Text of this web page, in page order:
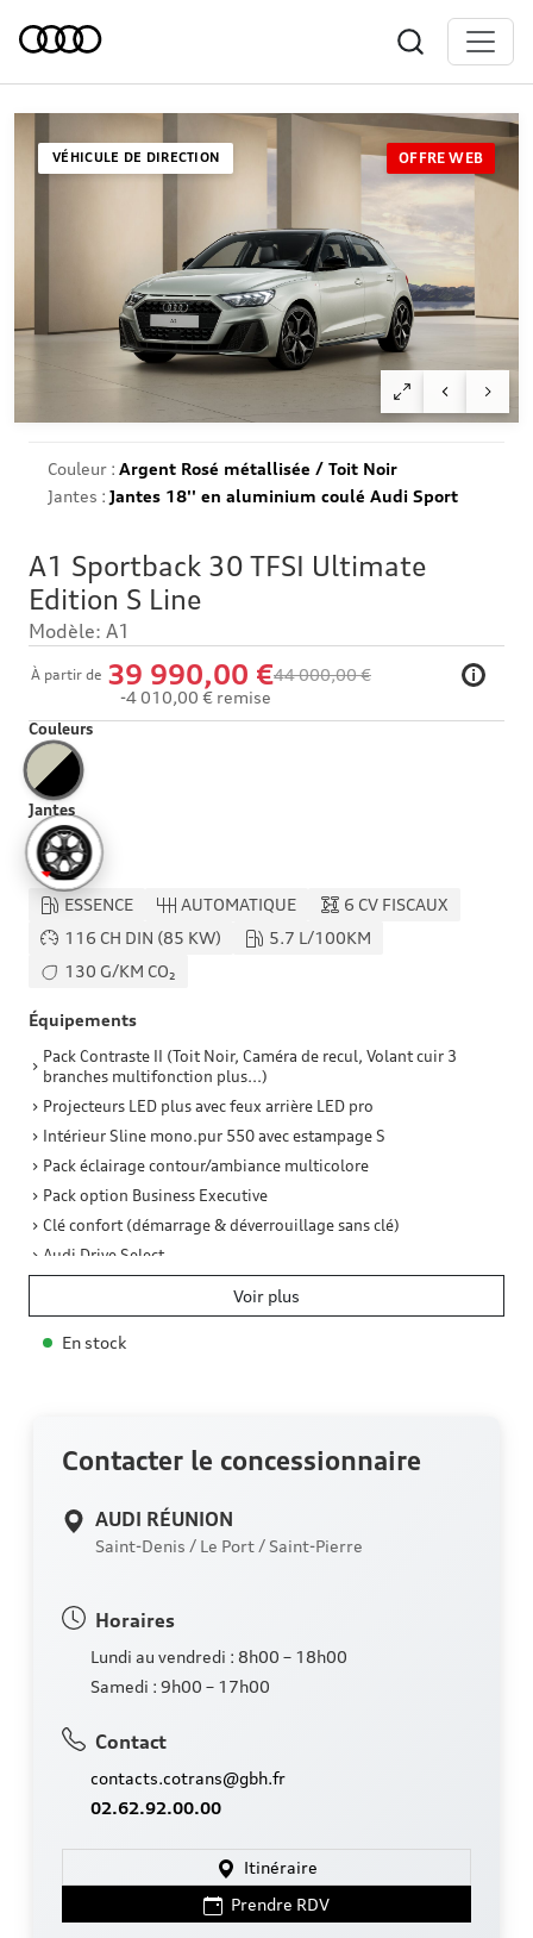
OFFRE WEB
VÉHICULE DE DIRECTION
Couleur : Argent Rosé métallisée / Toit Noir
Jantes : Jantes 18'' en aluminium coulé Audi Sport
A1 Sportback 30 TFSI Ultimate
Edition S Line
Modèle: A1
À partir de 39 990,00 €44 000,00 €
i
-4 010,00 € remise
ESSENCE AUTOMATIQUE
6 CV FISCAUX
116 CH DIN (85 KW)
5.7 L/100KM
130 G/KM CO₂
Équipements
Pack Contraste II (Toit Noir, Caméra de recul, Volant cuir 3
branches multifonction plus...)
Projecteurs LED plus avec feux arrière LED pro
Intérieur Sline mono.pur 550 avec estampage S
Pack éclairage contour/ambiance multicolore
Pack option Business Executive
Clé confort (démarrage & déverrouillage sans clé)
Audi Drive Select
Jantes en aluminium coulé Audi Sport 18
Voir plus
En stock
Couleurs
Jantes
Contacter le concessionnaire
AUDI RÉUNION
Saint-Denis / Le Port / Saint-Pierre
Horaires
Lundi au vendredi : 8h00 – 18h00
Samedi : 9h00 – 17h00
Contact
contacts.cotrans@gbh.fr
02.62.92.00.00
Itinéraire
Prendre RDV